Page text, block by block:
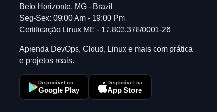
Belo Horizonte, MG - Brazil
Seg-Sex: 09:00 Am - 19:00 Pm
Certificação Linux ME - 17.803.378/0001-26
Aprenda DevOps, Cloud, Linux e mais com prática
e projetos reais.
Disponível no
Google Play
Disponível na
App Store